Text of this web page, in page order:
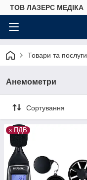
ТОВ ЛАЗЕРС МЕДІКА
Товари та послуги
Анемометри
Сортування
з ПДВ